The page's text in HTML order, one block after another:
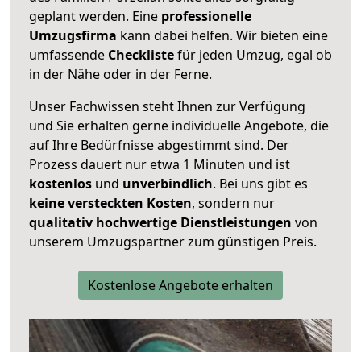
geplant werden. Eine professionelle
Umzugsfirma kann dabei helfen. Wir bieten eine
umfassende Checklistefür jeden Umzug, egal ob
in der Nähe oder in der Ferne.
Unser Fachwissen steht Ihnen zur Verfügung
und Sie erhalten gerne individuelle Angebote, die
auf Ihre Bedürfnisse abgestimmt sind. Der
Prozess dauert nur etwa 1 Minuten und ist
kostenlos und unverbindlich. Bei uns gibt es
keine versteckten Kosten, sondern nur
qualitativ hochwertige Dienstleistungen von
unserem Umzugspartner zum günstigen Preis.
Kostenlose Angebote erhalten